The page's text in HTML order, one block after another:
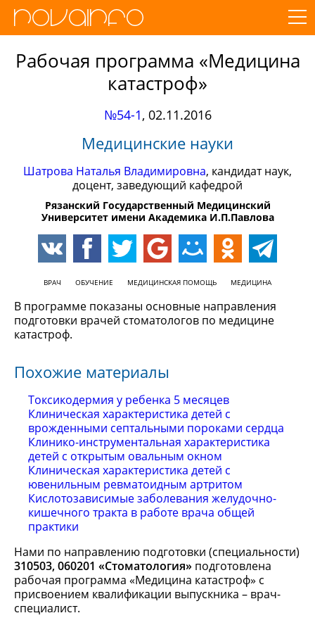
Рабочая программа «Медицина
катастроф»
№54-1, 02.11.2016
Медицинские науки
Шатрова Наталья Владимировна, кандидат наук,
доцент, заведующий кафедрой
Рязанский Государственный Медицинский
Университет имени Академика И.П.Павлова
ВРАЧ ОБУЧЕНИЕ МЕДИЦИНСКАЯ ПОМОЩЬ МЕДИЦИНА
В программе показаны основные направления
подготовки врачей стоматологов по медицине
катастроф.
Похожие материалы
Токсикодермия у ребенка 5 месяцев
Клиническая характеристика детей с
врожденными септальными пороками сердца
Клинико-инструментальная характеристика
детей с открытым овальным окном
Клиническая характеристика детей с
ювенильным ревматоидным артритом
Кислотозависимые заболевания желудочно-
кишечного тракта в работе врача общей
практики
Нами по направлению подготовки (специальности)
310503, 060201 «Стоматология» подготовлена
рабочая программа «Медицина катастроф» с
присвоением квалификации выпускника – врач-
специалист.